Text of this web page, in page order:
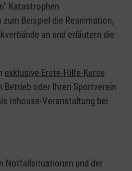
Katastrophen
zum Beispiel die Reanimation,
an und erläutern die
exklusive Erste-Hilfe-Kurse
Betrieb oder Ihren Sportverein
Inhouse-Veranstaltung bei
Notfallsituationen und der